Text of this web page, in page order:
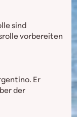
sind
vorbereiten
Er
der